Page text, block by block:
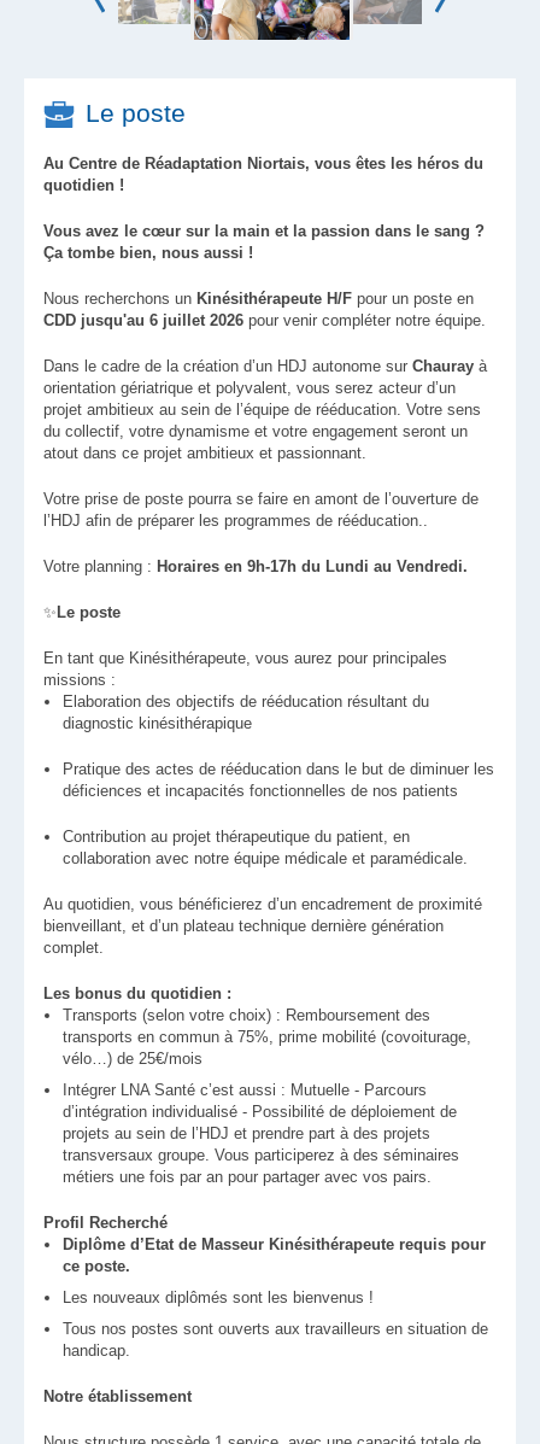
Le poste
Au Centre de Réadaptation Niortais, vous êtes les héros du
quotidien !
Vous avez le cœur sur la main et la passion dans le sang ?
Ça tombe bien, nous aussi !
Nous recherchons un Kinésithérapeute H/F pour un poste en
CDD jusqu'au 6 juillet 2026 pour venir compléter notre équipe.
Dans le cadre de la création d’un HDJ autonome sur Chauray à
orientation gériatrique et polyvalent, vous serez acteur d’un
projet ambitieux au sein de l’équipe de rééducation. Votre sens
du collectif, votre dynamisme et votre engagement seront un
atout dans ce projet ambitieux et passionnant.
Votre prise de poste pourra se faire en amont de l’ouverture de
l’HDJ afin de préparer les programmes de rééducation..
Votre planning : Horaires en 9h-17h du Lundi au Vendredi.
✨ Le poste
En tant que Kinésithérapeute, vous aurez pour principales
missions :
Elaboration des objectifs de rééducation résultant du
diagnostic kinésithérapique
Pratique des actes de rééducation dans le but de diminuer les
déficiences et incapacités fonctionnelles de nos patients
Contribution au projet thérapeutique du patient, en
collaboration avec notre équipe médicale et paramédicale.
Au quotidien, vous bénéficierez d’un encadrement de proximité
bienveillant, et d’un plateau technique dernière génération
complet.
Les bonus du quotidien :
Transports (selon votre choix) : Remboursement des
transports en commun à 75%, prime mobilité (covoiturage,
vélo…) de 25€/mois
Intégrer LNA Santé c’est aussi : Mutuelle - Parcours
d’intégration individualisé - Possibilité de déploiement de
projets au sein de l’HDJ et prendre part à des projets
transversaux groupe. Vous participerez à des séminaires
métiers une fois par an pour partager avec vos pairs.
Profil Recherché
Diplôme d’Etat de Masseur Kinésithérapeute requis pour
ce poste.
Les nouveaux diplômés sont les bienvenus !
Tous nos postes sont ouverts aux travailleurs en situation de
handicap.
Notre établissement